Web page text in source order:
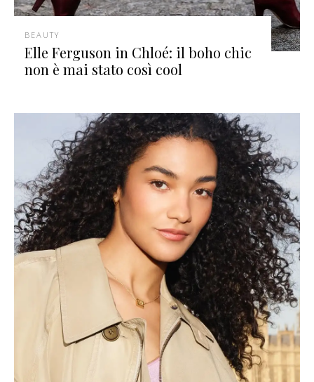
BEAUTY
Elle Ferguson in Chloé: il boho chic
non è mai stato così cool